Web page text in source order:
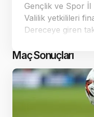
Gençlik ve Spor İl
Valilik yetkilileri
Dereceye giren
ruhuyla dikkat çekti.
Maç Sonuçları